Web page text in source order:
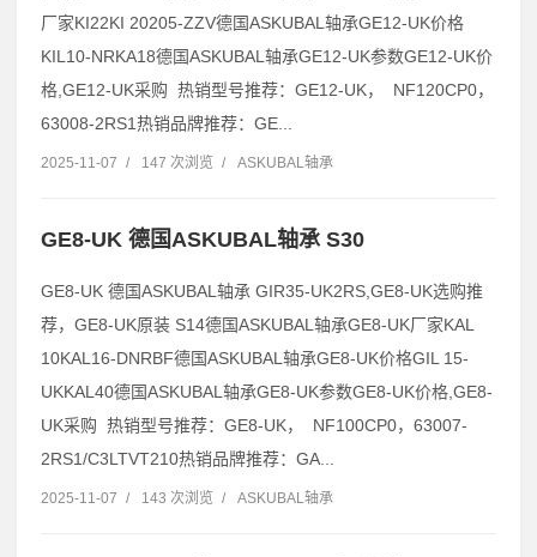
厂家KI22KI 20205-ZZV德国ASKUBAL轴承GE12-UK价格
KIL10-NRKA18德国ASKUBAL轴承GE12-UK参数GE12-UK价
格,GE12-UK采购 热销型号推荐：GE12-UK， NF120CP0，
63008-2RS1热销品牌推荐：GE...
2025-11-07 / 147 次浏览 / ASKUBAL轴承
GE8-UK 德国ASKUBAL轴承 S30
GE8-UK 德国ASKUBAL轴承 GIR35-UK2RS,GE8-UK选购推
荐，GE8-UK原装 S14德国ASKUBAL轴承GE8-UK厂家KAL
10KAL16-DNRBF德国ASKUBAL轴承GE8-UK价格GIL 15-
UKKAL40德国ASKUBAL轴承GE8-UK参数GE8-UK价格,GE8-
UK采购 热销型号推荐：GE8-UK， NF100CP0，63007-
2RS1/C3LTVT210热销品牌推荐：GA...
2025-11-07 / 143 次浏览 / ASKUBAL轴承